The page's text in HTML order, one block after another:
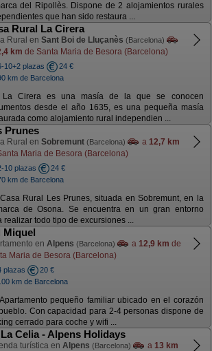
del Ripollès. Dispone de 2 alojamientos rurales
que han sido restaura ...
Rural La Cirera
Rural en Sant Boi de Lluçanès (Barcelona)
km de Santa Maria de Besora (Barcelona)
10+2 plazas
24 €
km de Barcelona
La Cirera es una masía de la que se conocen
desde el año 1635, es una pequeña masía
como alojamiento rural independien ...
Prunes
Rural en Sobremunt (Barcelona) a 12,7 km
Maria de Besora (Barcelona)
10 plazas
24 €
km de Barcelona
Casa Rural Les Prunes, situada en Sobremunt, en la
de Osona. Se encuentra en un gran entorno
realizar todo tipo de excursiones ...
Miquel
en Alpens (Barcelona) a 12,9 km de
Maria de Besora (Barcelona)
plazas
20 €
km de Barcelona
Apartamento pequeño familiar ubicado en el corazón
Con capacidad para 2-4 personas dispone de
cerrado para coche y wifi ...
Celia - Alpens Holidays
turística en Alpens (Barcelona) a 13 km